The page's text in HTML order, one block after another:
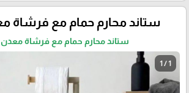
ستاند محارم حمام مع فرشاة
ستاند محارم حمام مع فرشاة
1 / 1